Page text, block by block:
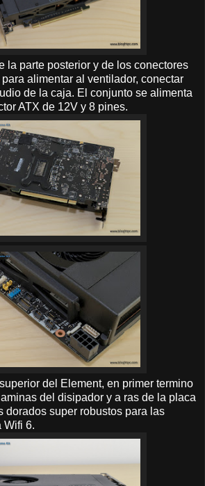
la parte posterior y de los conectores
alimentar al ventilador, conectar
de la caja. El conjunto se alimenta
ATX de 12V y 8 pines.
del Element, en primer termino
del disipador y a ras de la placa
dorados super robustos para las
Wifi 6.